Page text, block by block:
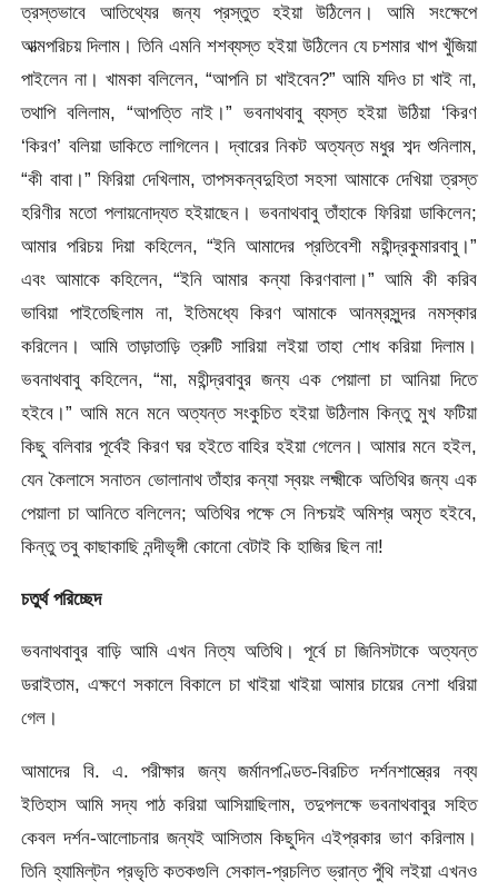
ত্রস্তভাবে আতিথ্যের জন্য প্রস্তুত হইয়া উঠিলেন। আমি সংক্ষেপে
আত্মপরিচয় দিলাম। তিনি এমনি শশব্যস্ত হইয়া উঠিলেন যে চশমার খাপ খুঁজিয়া
পাইলেন না। খামকা বলিলেন, “আপনি চা খাইবেন?” আমি যদিও চা খাই না,
তথাপি বলিলাম, “আপত্তি নাই।” ভবনাথবাবু ব্যস্ত হইয়া উঠিয়া ‘কিরণ
‘কিরণ’ বলিয়া ডাকিতে লাগিলেন। দ্বারের নিকট অত্যন্ত মধুর শব্দ শুনিলাম,
“কী বাবা।” ফিরিয়া দেখিলাম, তাপসকন্বদুহিতা সহসা আমাকে দেখিয়া ত্রস্ত
হরিণীর মতো পলায়নােদ্যত হইয়াছেন। ভবনাথবাবু তাঁহাকে ফিরিয়া ডাকিলেন;
আমার পরিচয় দিয়া কহিলেন, “ইনি আমাদের প্রতিবেশী মহীন্দ্রকুমারবাবু।”
এবং আমাকে কহিলেন, “ইনি আমার কন্যা কিরণবালা।” আমি কী করিব
ভাবিয়া পাইতেছিলাম না, ইতিমধ্যে কিরণ আমাকে আনম্রসুন্দর নমস্কার
করিলেন। আমি তাড়াতাড়ি ত্রুটি সারিয়া লইয়া তাহা শােধ করিয়া দিলাম।
ভবনাথবাবু কহিলেন, “মা, মহীন্দ্রবাবুর জন্য এক পেয়ালা চা আনিয়া দিতে
হইবে।” আমি মনে মনে অত্যন্ত সংকুচিত হইয়া উঠিলাম কিন্তু মুখ ফটিয়া
কিছু বলিবার পূর্বেই কিরণ ঘর হইতে বাহির হইয়া গেলেন। আমার মনে হইল,
যেন কৈলাসে সনাতন ভােলানাথ তাঁহার কন্যা স্বয়ং লক্ষ্মীকে অতিথির জন্য এক
পেয়ালা চা আনিতে বলিলেন; অতিথির পক্ষে সে নিশ্চয়ই অমিশ্র অমৃত হইবে,
কিন্তু তবু কাছাকাছি নন্দীভৃঙ্গী কোনাে বেটাই কি হাজির ছিল না!
চতুর্থ পরিচ্ছেদ
ভবনাথবাবুর বাড়ি আমি এখন নিত্য অতিথি। পূর্বে চা জিনিসটাকে অত্যন্ত
ডরাইতাম, এক্ষণে সকালে বিকালে চা খাইয়া খাইয়া আমার চায়ের নেশা ধরিয়া
গেল।
আমাদের বি. এ. পরীক্ষার জন্য জর্মানপণ্ডিত-বিরচিত দর্শনশাস্ত্রের নব্য
ইতিহাস আমি সদ্য পাঠ করিয়া আসিয়াছিলাম, তদুপলক্ষে ভবনাথবাবুর সহিত
কেবল দর্শন-আলােচনার জন্যই আসিতাম কিছুদিন এইপ্রকার ভাণ করিলাম।
তিনি হ্যামিল্‌টন প্রভৃতি কতকগুলি সেকাল-প্রচলিত ভ্রান্ত পুঁথি লইয়া এখনও